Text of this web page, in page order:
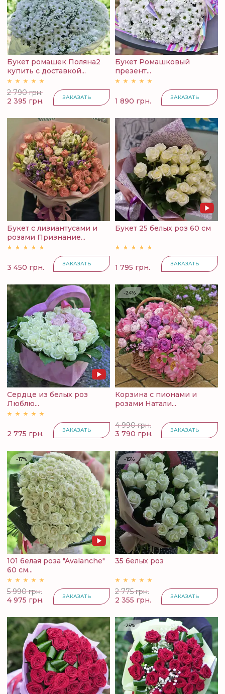
Букет ромашек Поляна2
купить с доставкой...
2 790 грн.
2 395 грн.
ЗАКАЗАТЬ
Букет Ромашковый
презент...
1 890 грн. ЗАКАЗАТЬ
Букет с лизиантусами и
розами Признание...
3 450 грн. ЗАКАЗАТЬ
Букет 25 белых роз 60 см
1 795 грн. ЗАКАЗАТЬ
Сердце из белых роз
Люблю...
2 775 грн. ЗАКАЗАТЬ
-24%
Корзина с пионами и
розами Натали...
4 990 грн.
3 790 грн.
ЗАКАЗАТЬ
-17%
101 белая роза "Avalanche"
60 см...
5 990 грн.
4 975 грн.
ЗАКАЗАТЬ
-15%
35 белых роз
2 775 грн.
2 355 грн.
ЗАКАЗАТЬ
-25%